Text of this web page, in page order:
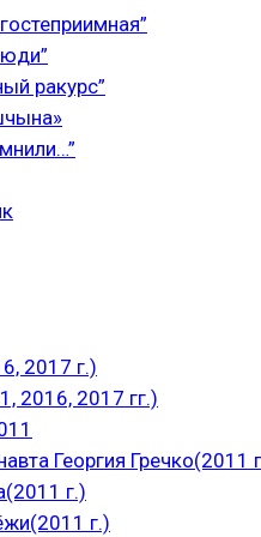
ракурс”
2017 г.)
2016, 2017 гг.)
Георгия Гречко(2011
г.)
г.)